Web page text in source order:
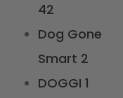
42
Dog Gone
Smart 2
DOGGI 1